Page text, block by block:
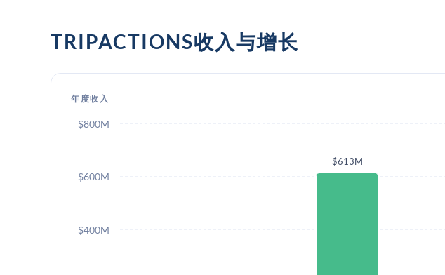
TRIPACTIONS收入与增长
年度收入
$613M
$400M
$600M
$800M